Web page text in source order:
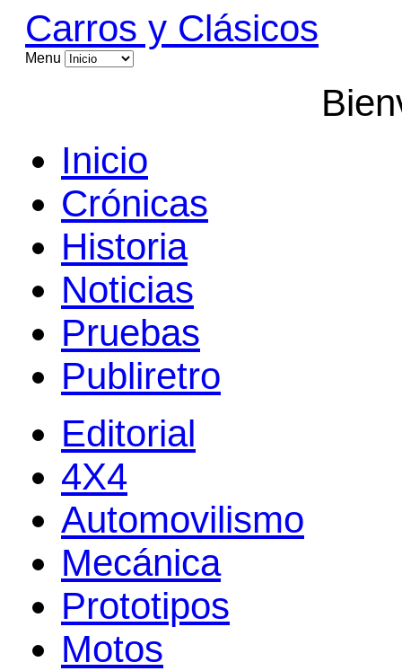
Carros y Clásicos
Menu
Inicio
Crónicas
Historia
Noticias
Pruebas
Publiretro
Editorial
4X4
Automovilismo
Mecánica
Prototipos
Motos